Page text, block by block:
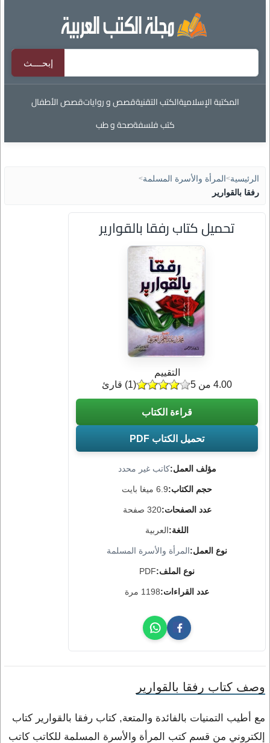
المكتبة الإسلاميةالكتب التقنيةقصص و رواياتقصص الأطفال
كتب فلسفةصحة و طب
الرئيسية> المرأة والأسرة المسلمة>
رفقا بالقوارير
تحميل كتاب رفقا بالقوارير
مؤلف العمل:كاتب غير محدد
حجم الكتاب:6.9 ميغا بايت
عدد الصفحات:320 صفحة
اللغة:العربية
نوع العمل:المرأة والأسرة المسلمة
نوع الملف:PDF
عدد القراءات:1198 مرة
التقييم
(
1) قارئ 4.00 من 5
قراءة الكتاب
تحميل الكتاب PDF
وصف كتاب رفقا بالقوارير
مع أطيب التمنيات بالفائدة والمتعة, كتاب رفقا بالقوارير كتاب
إلكتروني من قسم كتب المرأة والأسرة المسلمة للكاتب كاتب